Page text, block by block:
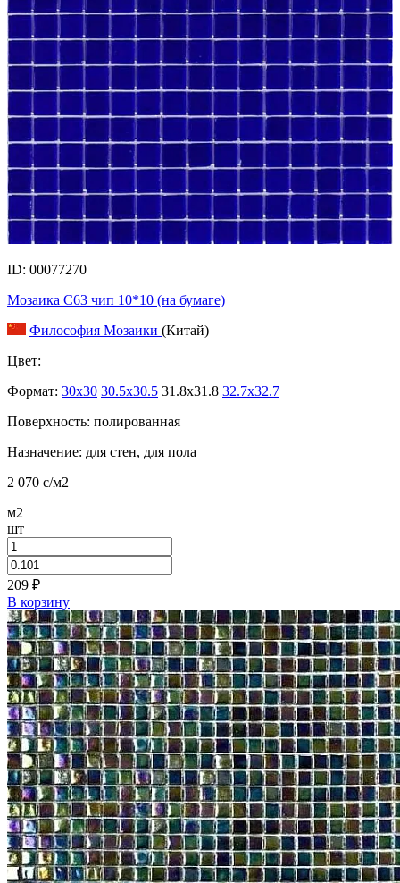
ID: 00077270
Мозаика C63 чип 10*10 (на бумаге)
Философия Мозаики (Китай)
Цвет:
Формат: 30x30 30.5x30.5 31.8x31.8 32.7x32.7
Поверхность: полированная
Назначение: для стен, для пола
2 070 c/м2
м2
шт
209 ₽
В корзину